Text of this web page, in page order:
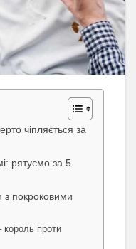
чіпляється за
рятуємо за 5
з покроковими
король проти